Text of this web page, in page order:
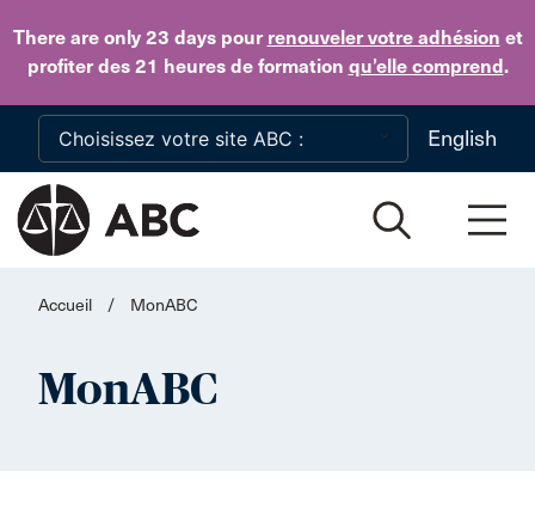
There are only 23 dayspour renouveler votre adhésion et
profiter des 21 heures de formation qu’elle comprend.
Skip to main content
English
Accueil / MonABC
MonABC